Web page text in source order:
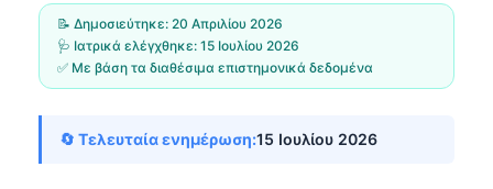
📝 Δημοσιεύτηκε: 20 Απριλίου 2026
🩺 Ιατρικά ελέγχθηκε: 15 Ιουλίου 2026
✅ Με βάση τα διαθέσιμα επιστημονικά δεδομένα
🔄 Τελευταία ενημέρωση:15 Ιουλίου 2026